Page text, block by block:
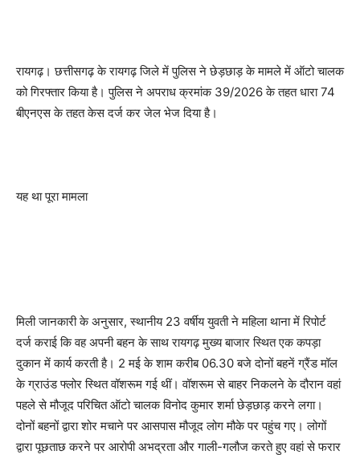
रायगढ़। छत्तीसगढ़ के रायगढ़ जिले में पुलिस ने छेड़छाड़ के मामले में ऑटो चालक
को गिरफ्तार किया है। पुलिस ने अपराध क्रमांक 39/2026 के तहत धारा 74
बीएनएस के तहत केस दर्ज कर जेल भेज दिया है।
यह था पूरा मामला
मिली जानकारी के अनुसार, स्थानीय 23 वर्षीय युवती ने महिला थाना में रिपोर्ट
दर्ज कराई कि वह अपनी बहन के साथ रायगढ़ मुख्य बाजार स्थित एक कपड़ा
दुकान में कार्य करती है। 2 मई के शाम करीब 06.30 बजे दोनों बहनें ग्रैंड मॉल
के ग्राउंड फ्लोर स्थित वॉशरूम गई थीं। वॉशरूम से बाहर निकलने के दौरान वहां
पहले से मौजूद परिचित ऑटो चालक विनोद कुमार शर्मा छेड़छाड़ करने लगा।
दोनों बहनों द्वारा शोर मचाने पर आसपास मौजूद लोग मौके पर पहुंच गए। लोगों
द्वारा पूछताछ करने पर आरोपी अभद्रता और गाली-गलौज करते हुए वहां से फरार